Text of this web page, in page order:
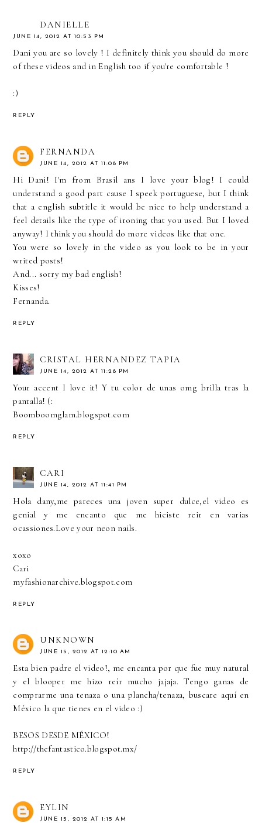
DANIELLE
JUNE 14, 2012 AT 10:53 PM
Dani you are so lovely ! I definitely think you should do more
of these videos and in English too if you're comfortable !
:)
REPLY
FERNANDA
JUNE 14, 2012 AT 11:08 PM
Hi Dani! I'm from Brasil ans I love your blog! I could
understand a good part cause I speek portuguese, but I think
that a english subtitle it would be nice to help understand a
feel details like the type of ironing that you used. But I loved
anyway! I think you should do more videos like that one.
You were so lovely in the video as you look to be in your
writed posts!
And... sorry my bad english!
Kisses!
Fernanda.
REPLY
CRISTAL HERNANDEZ TAPIA
JUNE 14, 2012 AT 11:28 PM
Your accent I love it! Y tu color de unas omg brilla tras la
pantalla! (:
Boomboomglam.blogspot.com
REPLY
CARI
JUNE 14, 2012 AT 11:41 PM
Hola dany,me pareces una joven super dulce,el video es
genial y me encanto que me hiciste reir en varias
ocassiones.Love your neon nails.
xoxo
Cari
myfashionarchive.blogspot.com
REPLY
UNKNOWN
JUNE 15, 2012 AT 12:10 AM
Esta bien padre el video!, me encanta por que fue muy natural
y el blooper me hizo reír mucho jajaja. Tengo ganas de
comprarme una tenaza o una plancha/tenaza, buscare aquí en
México la que tienes en el video :)
BESOS DESDE MÉXICO!
http://thefantastico.blogspot.mx/
REPLY
EYLIN
JUNE 15, 2012 AT 1:15 AM